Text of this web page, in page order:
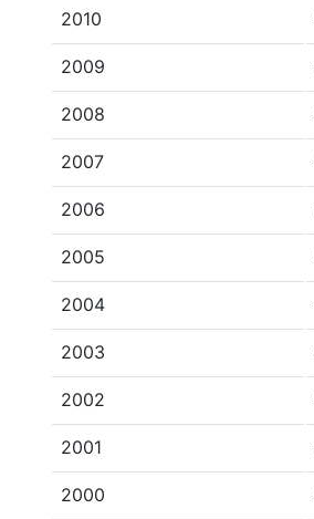
2010
2009
2008
2007
2006
2005
2004
2003
2002
2001
2000